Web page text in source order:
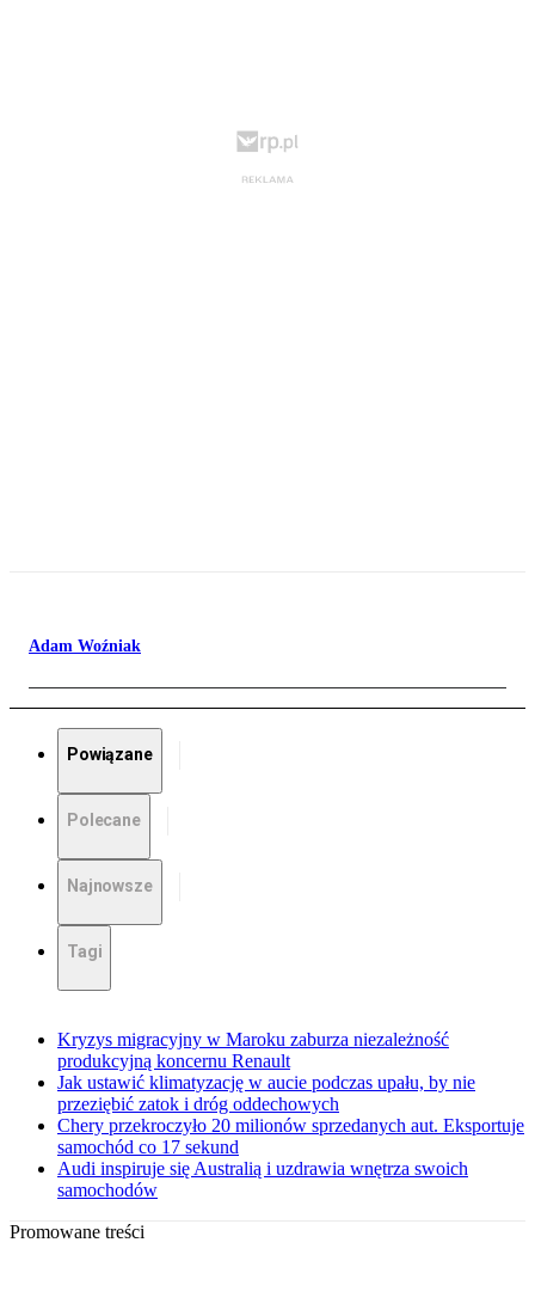
Adam Woźniak
Powiązane
Polecane
Najnowsze
Tagi
Kryzys migracyjny w Maroku zaburza niezależność
produkcyjną koncernu Renault
Jak ustawić klimatyzację w aucie podczas upału, by nie
przeziębić zatok i dróg oddechowych
Chery przekroczyło 20 milionów sprzedanych aut. Eksportuje
samochód co 17 sekund
Audi inspiruje się Australią i uzdrawia wnętrza swoich
samochodów
Promowane treści